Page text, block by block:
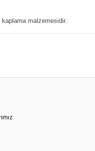
malzemesidir.